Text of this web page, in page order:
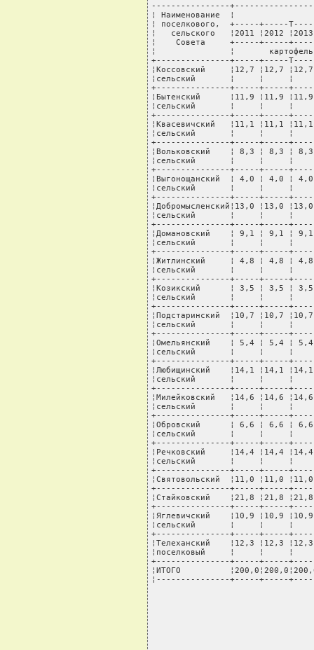
----------------
¦ Наименование  ¦
¦ поселкового,  +-----+-----
¦   сельского   ¦2011 ¦2012
¦    Совета     +-----+-----
¦               ¦
+---------------+-----+-----
¦Коссовский     ¦12,7 ¦12,7
¦сельский       ¦     ¦
+---------------+-----+-----
¦Бытенский      ¦11,9 ¦11,9
¦сельский       ¦     ¦
+---------------+-----+-----
¦Квасевичский   ¦11,1 ¦11,1
¦сельский       ¦     ¦
+---------------+-----+-----
¦Вольковский    ¦ 8,3 ¦ 8,3 ¦
¦сельский       ¦     ¦
+---------------+-----+-----
¦Выгонощанский  ¦ 4,0 ¦ 4,0 ¦
¦сельский       ¦     ¦
+---------------+-----+-----
¦Добромысленский¦13,0 ¦13,0
¦сельский       ¦     ¦
+---------------+-----+-----
¦Домановский    ¦ 9,1 ¦ 9,1 ¦
¦сельский       ¦     ¦
+---------------+-----+-----
¦Житлинский     ¦ 4,8 ¦ 4,8 ¦
¦сельский       ¦     ¦
+---------------+-----+-----
¦Козикский      ¦ 3,5 ¦ 3,5 ¦
¦сельский       ¦     ¦
+---------------+-----+-----
¦Подстаринский  ¦10,7 ¦10,7
¦сельский       ¦     ¦
+---------------+-----+-----
¦Омельянский    ¦ 5,4 ¦ 5,4 ¦
¦сельский       ¦     ¦
+---------------+-----+-----
¦Любищинский    ¦14,1 ¦14,1
¦сельский       ¦     ¦
+---------------+-----+-----
¦Милейковский   ¦14,6 ¦14,6
¦сельский       ¦     ¦
+---------------+-----+-----
¦Обровский      ¦ 6,6 ¦ 6,6 ¦
¦сельский       ¦     ¦
+---------------+-----+-----
¦Речковский     ¦14,4 ¦14,4
¦сельский       ¦     ¦
+---------------+-----+-----
¦Святовольский  ¦11,0 ¦11,0
+---------------+-----+-----
¦Стайковский    ¦21,8 ¦21,8
+---------------+-----+-----
¦Яглевичский    ¦10,9 ¦10,9
¦сельский       ¦     ¦
+---------------+-----+-----
¦Телеханский    ¦12,3 ¦12,3
¦поселковый     ¦     ¦
+---------------+-----+-----
¦ИТОГО
¦---------------+-----+-----